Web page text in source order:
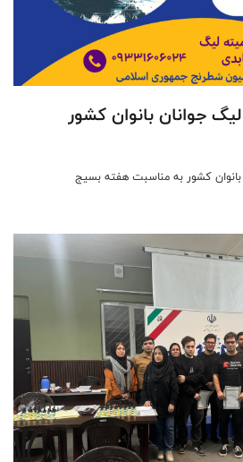
جوانان بانوان کشور
کشور به مناسبت هفته بسیج